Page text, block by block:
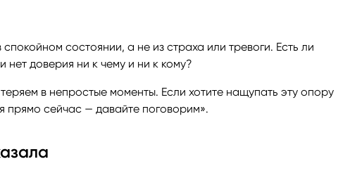
состоянии, а не из страха или тревоги. Есть ли
нет доверия ни к чему и ни к кому?
в непростые моменты. Если хотите нащупать эту опору
прямо сейчас — давайте поговорим».